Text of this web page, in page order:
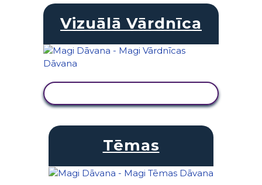
Vizuālā Vārdnīca
Tēmas